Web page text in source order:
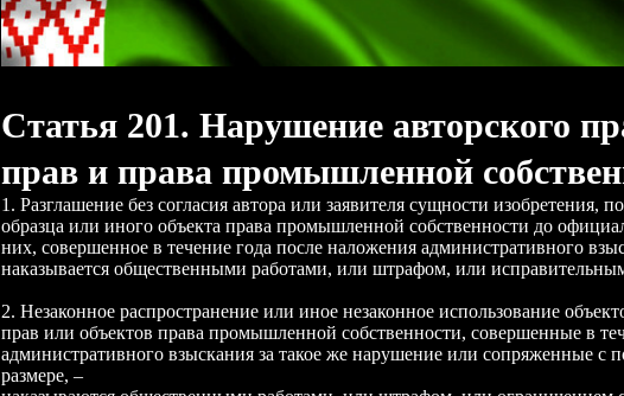
Статья 201. Нарушение авторского
прав и права промышленной
1. Разглашение без согласия автора или заявителя сущности
образца или иного объекта права промышленной собственности до
них, совершенное в течение года после наложения административного
наказывается общественными работами, или штрафом, или
2. Незаконное распространение или иное незаконное использование
прав или объектов права промышленной собственности, совершенные в
административного взыскания за такое же нарушение или сопряженные с
размере, –